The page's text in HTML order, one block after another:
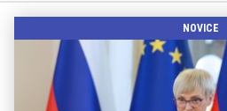
NOVICE